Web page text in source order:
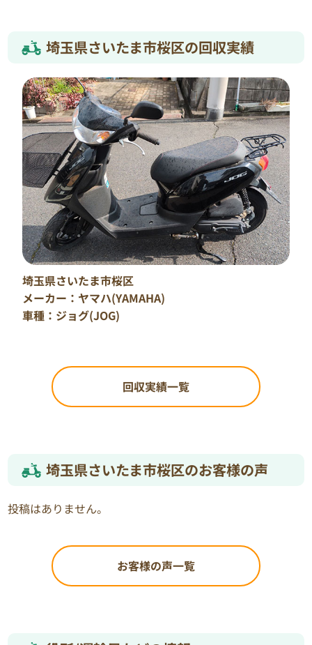
埼玉県さいたま市桜区の回収実績
埼玉県さいたま市桜区
メーカー：ヤマハ(YAMAHA)
車種：ジョグ(JOG)
回収実績一覧
埼玉県さいたま市桜区のお客様の声
投稿はありません。
お客様の声一覧